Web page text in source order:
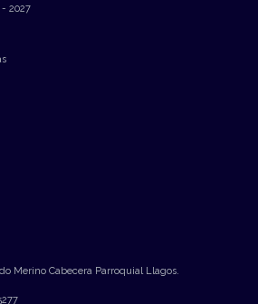
2027
Merino Cabecera Parroquial Llagos.